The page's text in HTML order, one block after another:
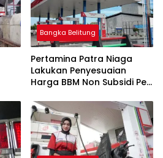
Bangka Belitung
Pertamina Patra Niaga
Lakukan Penyesuaian
Harga BBM Non Subsidi Per